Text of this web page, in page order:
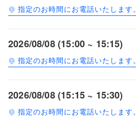
指定のお時間にお電話いたします。
2026/08/08 (15:00 ~ 15:15)
指定のお時間にお電話いたします。
2026/08/08 (15:15 ~ 15:30)
指定のお時間にお電話いたします。